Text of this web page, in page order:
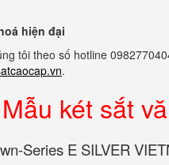
hiện đại
tôi theo số hotline
.
két sắt
Series E SILVER